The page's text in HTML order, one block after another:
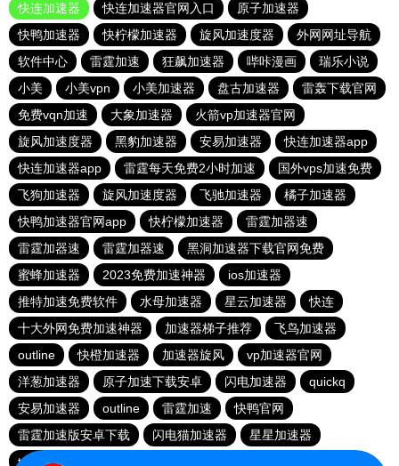
快连加速器
快连加速器官网入口
原子加速器
快鸭加速器
快柠檬加速器 旋风加速度器
外网网址导航
软件中心
雷霆加速 狂飙加速器 哔咔漫画
瑞乐小说
小美
小美vpn 小美加速器 盘古加速器
雷轰下载官网
免费vqn加速
大象加速器
火箭vp加速器官网
旋风加速度器
黑豹加速器 安易加速器
快连加速器app
快连加速器app
雷霆每天免费2小时加速
国外vps加速免费
飞狗加速器
旋风加速度器 飞驰加速器
橘子加速器
快鸭加速器官网app
快柠檬加速器
雷霆加器速
雷霆加器速
雷霆加器速
黑洞加速器下载官网免费
蜜蜂加速器
2023免费加速神器
ios加速器
推特加速免费软件
水母加速器 星云加速器
快连
十大外网免费加速神器
加速器梯子推荐
飞鸟加速器
outline
快橙加速器 加速器旋风
vp加速器官网
洋葱加速器
原子加速下载安卓 闪电加速器
quickq
安易加速器
outline 雷霆加速
快鸭官网
雷霆加速版安卓下载
闪电猫加速器
星星加速器
twitter加速器